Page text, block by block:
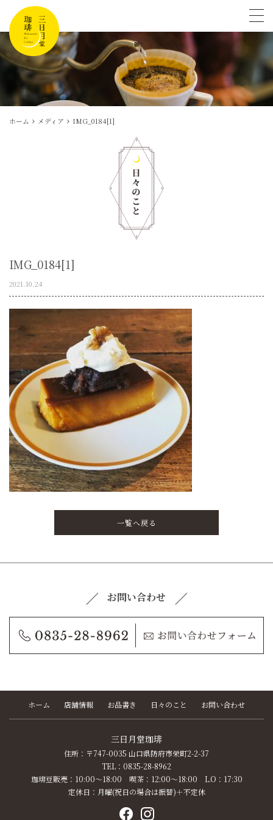
ホーム メディア IMG_0184[1]
IMG_0184[1]
2021.10.24
一覧へ戻る
お問い合わせ
ホーム 店舗情報 お品書き 日々のこと お問い合わせ
三日月堂珈琲
住所：〒747-0035 山口県防府市栄町2-2-37
TEL：0835-28-8962
珈琲豆販売：10:00〜18:00 喫茶：12:00〜18:00 L.O：17:30
定休日：月曜(祝日の場合は振替)＋不定休